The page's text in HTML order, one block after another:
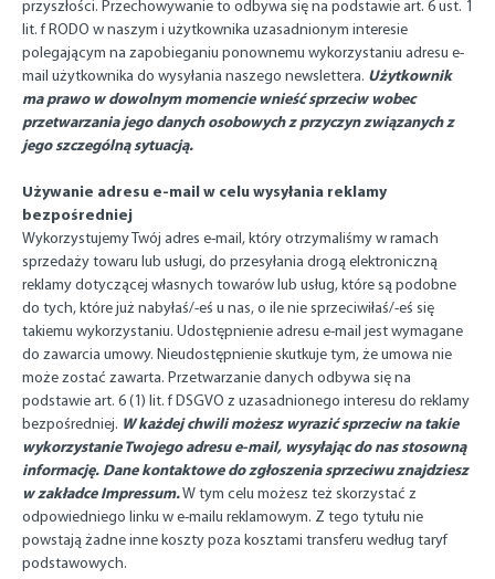
przyszłości. Przechowywanie to odbywa się na podstawie art. 6 ust. 1
lit. f RODO w naszym i użytkownika uzasadnionym interesie
polegającym na zapobieganiu ponownemu wykorzystaniu adresu e-
mail użytkownika do wysyłania naszego newslettera. Użytkownik
ma prawo w dowolnym momencie wnieść sprzeciw wobec
przetwarzania jego danych osobowych z przyczyn związanych z
jego szczególną sytuacją.
Używanie adresu e-mail w celu wysyłania reklamy
bezpośredniej
Wykorzystujemy Twój adres e-mail, który otrzymaliśmy w ramach
sprzedaży towaru lub usługi, do przesyłania drogą elektroniczną
reklamy dotyczącej własnych towarów lub usług, które są podobne
do tych, które już nabyłaś/-eś u nas, o ile nie sprzeciwiłaś/-eś się
takiemu wykorzystaniu. Udostępnienie adresu e-mail jest wymagane
do zawarcia umowy. Nieudostępnienie skutkuje tym, że umowa nie
może zostać zawarta. Przetwarzanie danych odbywa się na
podstawie art. 6 (1) lit. f DSGVO z uzasadnionego interesu do reklamy
bezpośredniej. W każdej chwili możesz wyrazić sprzeciw na takie
wykorzystanie Twojego adresu e-mail, wysyłając do nas stosowną
informację. Dane kontaktowe do zgłoszenia sprzeciwu znajdziesz
w zakładce Impressum.W tym celu możesz też skorzystać z
odpowiedniego linku w e-mailu reklamowym. Z tego tytułu nie
powstają żadne inne koszty poza kosztami transferu według taryf
podstawowych.